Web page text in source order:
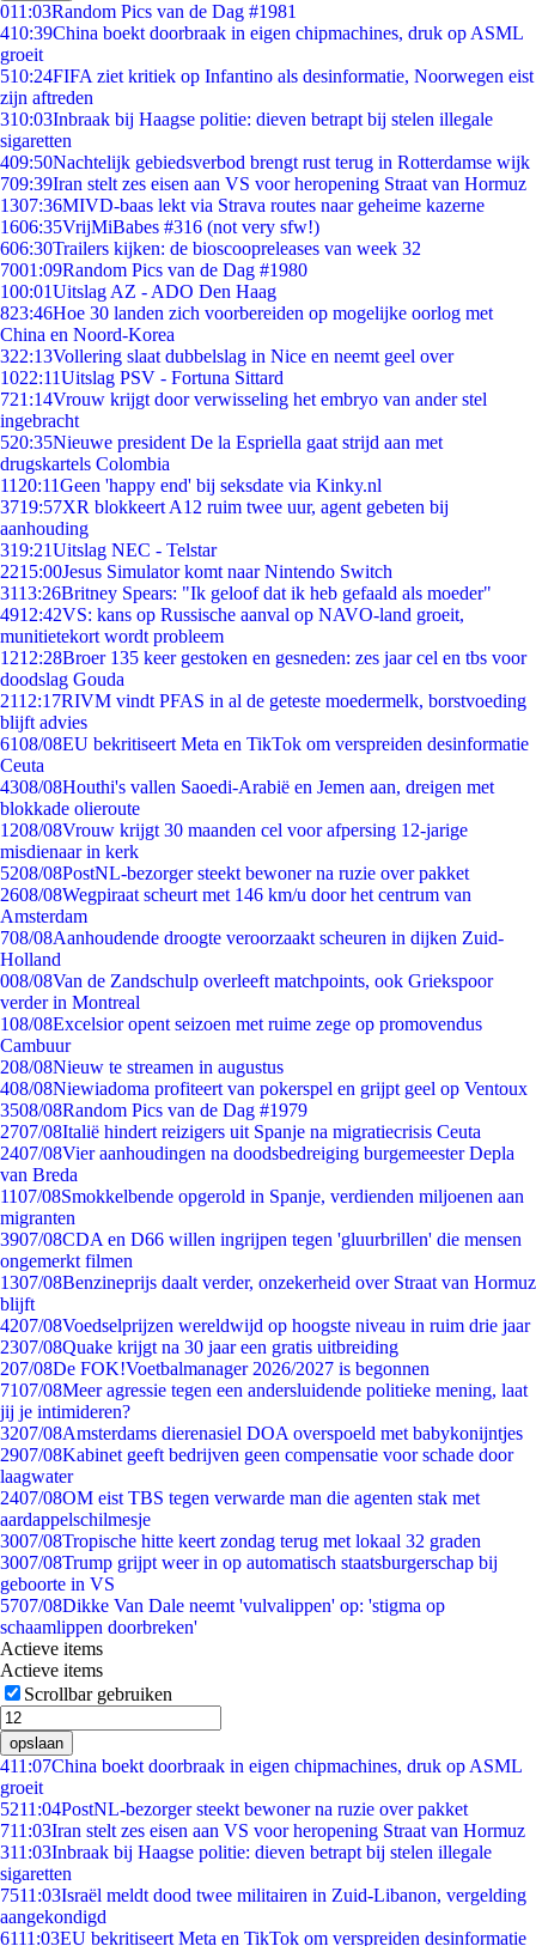
011:03Random Pics van de Dag #1981
410:39China boekt doorbraak in eigen chipmachines, druk op ASML
groeit
510:24FIFA ziet kritiek op Infantino als desinformatie, Noorwegen eist
zijn aftreden
310:03Inbraak bij Haagse politie: dieven betrapt bij stelen illegale
sigaretten
409:50Nachtelijk gebiedsverbod brengt rust terug in Rotterdamse wijk
709:39Iran stelt zes eisen aan VS voor heropening Straat van Hormuz
1307:36MIVD-baas lekt via Strava routes naar geheime kazerne
1606:35VrijMiBabes #316 (not very sfw!)
606:30Trailers kijken: de bioscoopreleases van week 32
7001:09Random Pics van de Dag #1980
100:01Uitslag AZ - ADO Den Haag
823:46Hoe 30 landen zich voorbereiden op mogelijke oorlog met
China en Noord-Korea
322:13Vollering slaat dubbelslag in Nice en neemt geel over
1022:11Uitslag PSV - Fortuna Sittard
721:14Vrouw krijgt door verwisseling het embryo van ander stel
ingebracht
520:35Nieuwe president De la Espriella gaat strijd aan met
drugskartels Colombia
11 20:11Geen 'happy end' bij seksdate via Kinky.nl
3719:57XR blokkeert A12 ruim twee uur, agent gebeten bij
aanhouding
319:21Uitslag NEC - Telstar
2215:00Jesus Simulator komt naar Nintendo Switch
3113:26Britney Spears: "Ik geloof dat ik heb gefaald als moeder"
4912:42VS: kans op Russische aanval op NAVO-land groeit,
munitietekort wordt probleem
1212:28Broer 135 keer gestoken en gesneden: zes jaar cel en tbs voor
doodslag Gouda
2112:17RIVM vindt PFAS in al de geteste moedermelk, borstvoeding
blijft advies
6108/08EU bekritiseert Meta en TikTok om verspreiden desinformatie
Ceuta
4308/08Houthi's vallen Saoedi-Arabië en Jemen aan, dreigen met
blokkade olieroute
1208/08Vrouw krijgt 30 maanden cel voor afpersing 12-jarige
misdienaar in kerk
5208/08PostNL-bezorger steekt bewoner na ruzie over pakket
2608/08Wegpiraat scheurt met 146 km/u door het centrum van
Amsterdam
708/08Aanhoudende droogte veroorzaakt scheuren in dijken Zuid-
Holland
008/08Van de Zandschulp overleeft matchpoints, ook Griekspoor
verder in Montreal
108/08Excelsior opent seizoen met ruime zege op promovendus
Cambuur
208/08Nieuw te streamen in augustus
408/08Niewiadoma profiteert van pokerspel en grijpt geel op Ventoux
3508/08Random Pics van de Dag #1979
2707/08Italië hindert reizigers uit Spanje na migratiecrisis Ceuta
2407/08Vier aanhoudingen na doodsbedreiging burgemeester Depla
van Breda
1107/08Smokkelbende opgerold in Spanje, verdienden miljoenen aan
migranten
3907/08CDA en D66 willen ingrijpen tegen 'gluurbrillen' die mensen
ongemerkt filmen
1307/08Benzineprijs daalt verder, onzekerheid over Straat van Hormuz
blijft
4207/08Voedselprijzen wereldwijd op hoogste niveau in ruim drie jaar
2307/08Quake krijgt na 30 jaar een gratis uitbreiding
207/08De FOK!Voetbalmanager 2026/2027 is begonnen
7107/08Meer agressie tegen een andersluidende politieke mening, laat
jij je intimideren?
3207/08Amsterdams dierenasiel DOA overspoeld met babykonijntjes
2907/08Kabinet geeft bedrijven geen compensatie voor schade door
laagwater
2407/08OM eist TBS tegen verwarde man die agenten stak met
aardappelschilmesje
3007/08Tropische hitte keert zondag terug met lokaal 32 graden
3007/08Trump grijpt weer in op automatisch staatsburgerschap bij
geboorte in VS
5707/08Dikke Van Dale neemt 'vulvalippen' op: 'stigma op
schaamlippen doorbreken'
Actieve items
Actieve items
Scrollbar gebruiken
opslaan
411:07China boekt doorbraak in eigen chipmachines, druk op ASML
groeit
5211:04PostNL-bezorger steekt bewoner na ruzie over pakket
711:03Iran stelt zes eisen aan VS voor heropening Straat van Hormuz
311:03Inbraak bij Haagse politie: dieven betrapt bij stelen illegale
sigaretten
7511:03Israël meldt dood twee militairen in Zuid-Libanon, vergelding
aangekondigd
6111:03EU bekritiseert Meta en TikTok om verspreiden desinformatie